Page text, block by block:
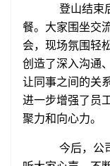
登山结束
餐。大家围坐交
会，现场氛围轻
创造了深入沟通
让同事之间的关
进一步增强了员
聚力和向心力。
今后，公